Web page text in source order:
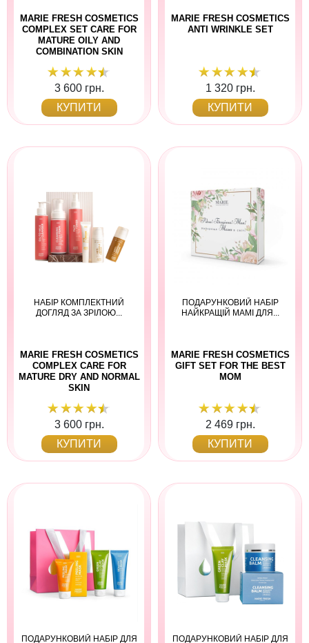
MARIE FRESH COSMETICS
COMPLEX SET CARE FOR
MATURE OILY AND
COMBINATION SKIN
3 600 грн.
КУПИТИ
MARIE FRESH COSMETICS
ANTI WRINKLE SET
1 320 грн.
КУПИТИ
НАБІР КОМПЛЕКТНИЙ
ДОГЛЯД ЗА ЗРІЛОЮ...
MARIE FRESH COSMETICS
COMPLEX CARE FOR
MATURE DRY AND NORMAL
SKIN
3 600 грн.
КУПИТИ
ПОДАРУНКОВИЙ НАБІР
НАЙКРАЩІЙ МАМІ ДЛЯ...
MARIE FRESH COSMETICS
GIFT SET FOR THE BEST
MOM
2 469 грн.
КУПИТИ
ПОДАРУНКОВИЙ НАБІР ДЛЯ
ПОДАРУНКОВИЙ НАБІР ДЛЯ